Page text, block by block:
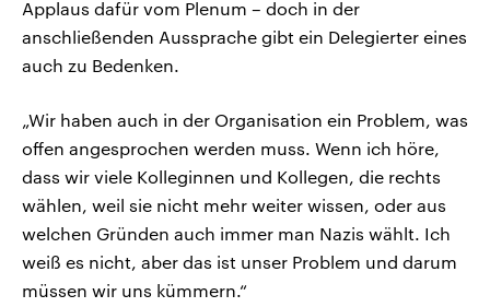
Applaus dafür vom Plenum – doch in der
anschließenden Aussprache gibt ein Delegierter eines
auch zu Bedenken.
„Wir haben auch in der Organisation ein Problem, was
offen angesprochen werden muss. Wenn ich höre,
dass wir viele Kolleginnen und Kollegen, die rechts
wählen, weil sie nicht mehr weiter wissen, oder aus
welchen Gründen auch immer man Nazis wählt. Ich
weiß es nicht, aber das ist unser Problem und darum
müssen wir uns kümmern.“